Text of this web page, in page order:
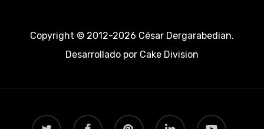
Copyright © 2012-2026 César Dergarabedian.
Desarrollado porCake Division
twitter facebook pinterest linkedin youtube